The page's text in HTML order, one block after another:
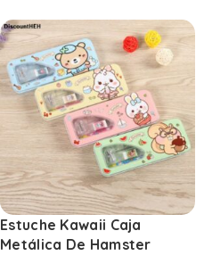
Estuche Kawaii Caja
Metálica De Hamster